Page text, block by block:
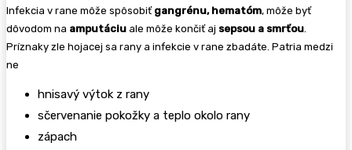
Infekcia v rane môže spôsobiť gangrénu, hematóm, môže byť
dôvodom na amputáciu ale môže končiť aj sepsou a smrťou.
Príznaky zle hojacej sa rany a infekcie v rane zbadáte. Patria medzi
ne
hnisavý výtok z rany
sčervenanie pokožky a teplo okolo rany
zápach